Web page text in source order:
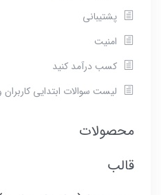
پشتیبانی
امنیت
کسب درآمد کنید
لیست سوالات ابتدایی
محصولات
قالب